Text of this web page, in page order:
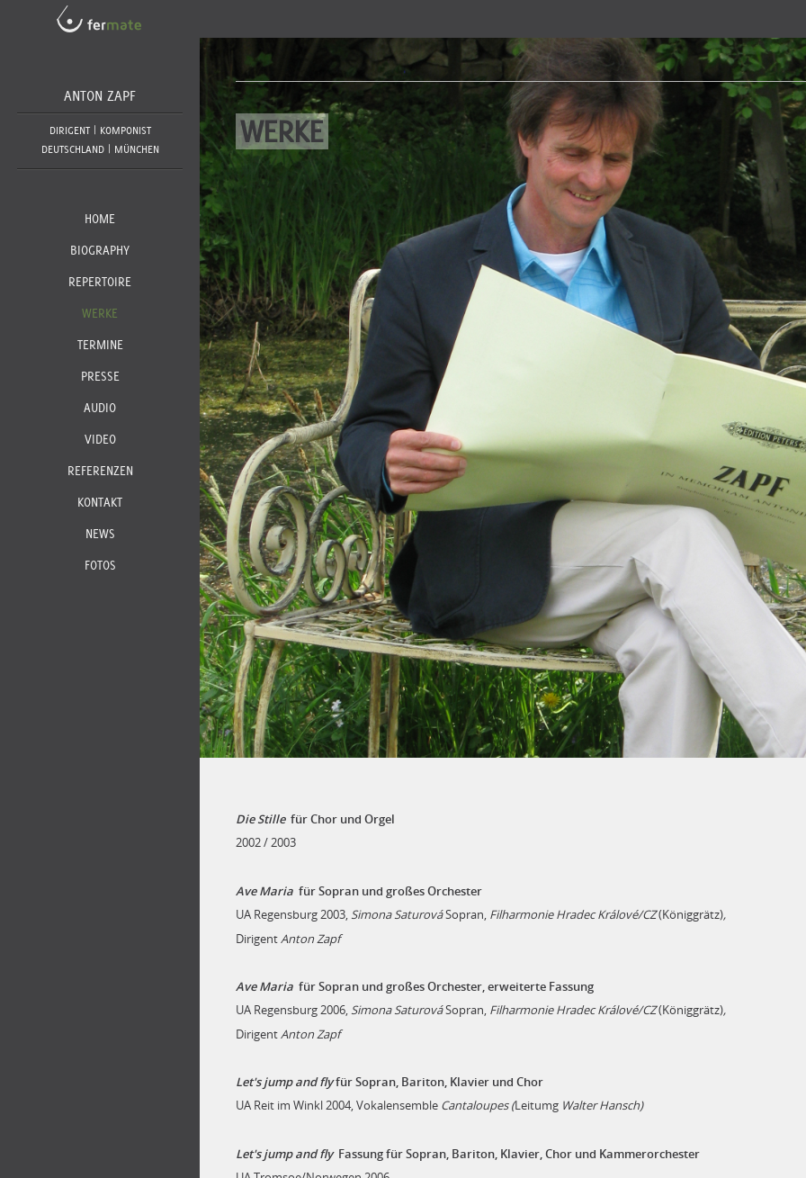
ANTON ZAPF
DIRIGENT | KOMPONIST
DEUTSCHLAND | MÜNCHEN
HOME
BIOGRAPHY
REPERTOIRE
WERKE
TERMINE
PRESSE
AUDIO
VIDEO
REFERENZEN
KONTAKT
NEWS
FOTOS
Seite zuletzt bearbeitet: 30.03.2025
WERKE
Die Stille für Chor und Orgel
2002 / 2003
Ave Maria für Sopran und großes Orchester
UA Regensburg 2003, Simona SaturováSopran, Filharmonie Hradec Králové/CZ(Königgrätz),
Dirigent Anton Zapf
Ave Maria für Sopran und großes Orchester, erweiterte Fassung
UA Regensburg 2006, Simona SaturováSopran, Filharmonie HradecKrálové/CZ(Königgrätz),
Dirigent AntonZapf
Let's jump and flyfür Sopran, Bariton, Klavier und Chor
UA Reit im Winkl 2004, Vokalensemble Cantaloupes (Leitumg Walter Hansch)
Let's jump and flyFassung für Sopran, Bariton, Klavier, Chor und Kammerorchester